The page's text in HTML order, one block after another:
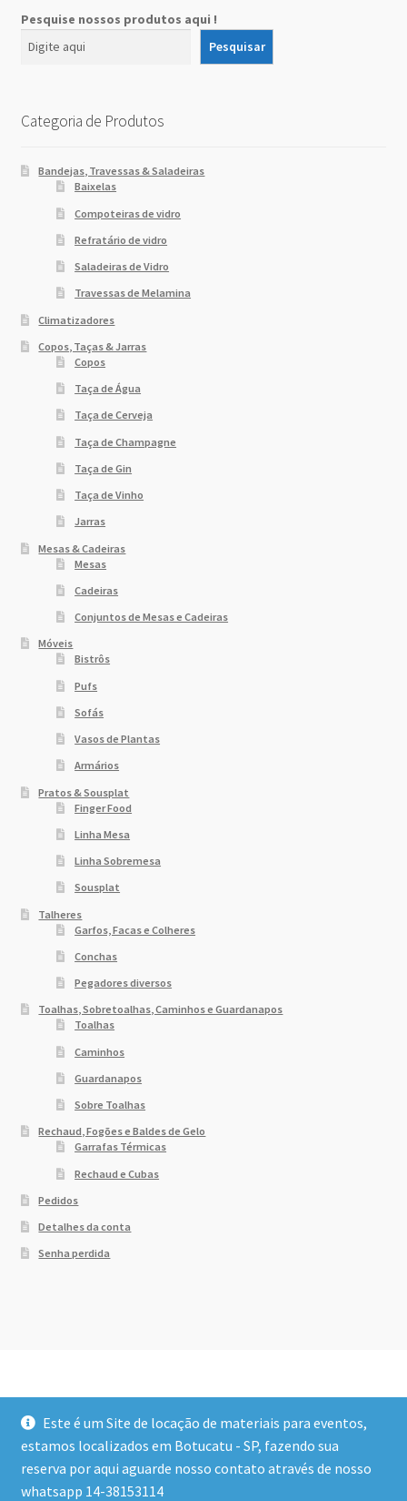
Este é um Site de locação de materiais para eventos,
estamos localizados em Botucatu - SP, fazendo sua
reserva por aqui aguarde nosso contato através de nosso
whatsapp 14-38153114
Pesquise nossos produtos aqui !
Pesquisar
Categoria de Produtos
Bandejas, Travessas & Saladeiras
Baixelas
Compoteiras de vidro
Refratário de vidro
Saladeiras de Vidro
Travessas de Melamina
Climatizadores
Copos, Taças & Jarras
Copos
Taça de Água
Taça de Cerveja
Taça de Champagne
Taça de Gin
Taça de Vinho
Jarras
Mesas & Cadeiras
Mesas
Cadeiras
Conjuntos de Mesas e Cadeiras
Móveis
Bistrôs
Pufs
Sofás
Vasos de Plantas
Armários
Pratos & Sousplat
Finger Food
Linha Mesa
Linha Sobremesa
Sousplat
Talheres
Garfos, Facas e Colheres
Conchas
Pegadores diversos
Toalhas, Sobretoalhas, Caminhos e Guardanapos
Toalhas
Caminhos
Guardanapos
Sobre Toalhas
Rechaud, Fogões e Baldes de Gelo
Garrafas Térmicas
Rechaud e Cubas
Pedidos
Detalhes da conta
Senha perdida
© Dony Locações 2026